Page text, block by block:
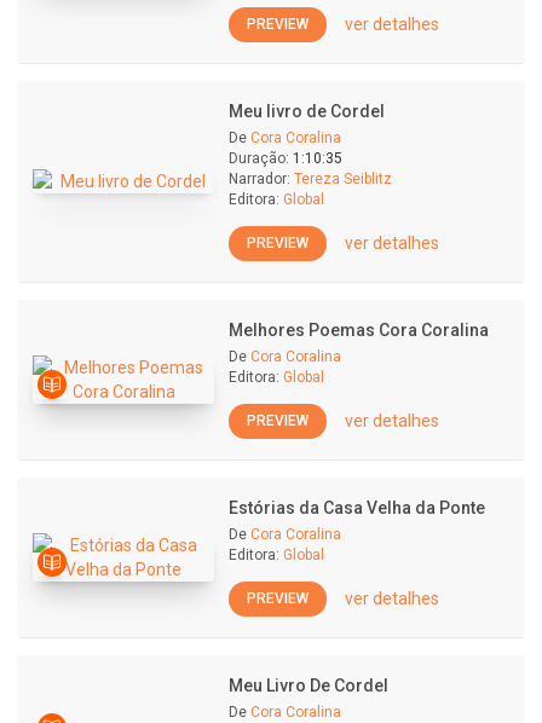
PREVIEW ver detalhes
Meu livro de Cordel
De Cora Coralina
Duração: 1:10:35
Narrador: Tereza Seiblitz
Editora: Global
PREVIEW ver detalhes
Melhores Poemas Cora Coralina
De Cora Coralina
Editora: Global
PREVIEW ver detalhes
Estórias da Casa Velha da Ponte
De Cora Coralina
Editora: Global
PREVIEW ver detalhes
Meu Livro De Cordel
De Cora Coralina